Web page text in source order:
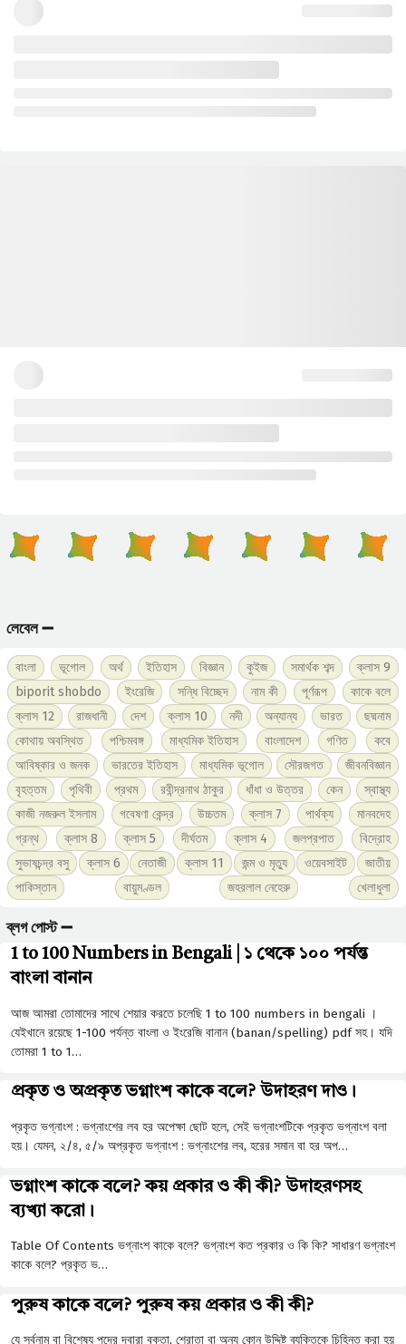
লেবেল ➖
বাংলা ভূগোল অর্থ ইতিহাস বিজ্ঞান কুইজ সমার্থক শব্দ
ক্লাস 9
biporit shobdo
ইংরেজি সন্ধি বিচ্ছেদ নাম কী পূর্ণরূপ
কাকে বলে
ক্লাস 12
রাজধানী দেশ ক্লাস 10 নদী অন্যান্য ভারত
ছদ্মনাম
কোথায় অবস্থিত
পশ্চিমবঙ্গ মাধ্যমিক ইতিহাস বাংলাদেশ গণিত
কবে
আবিষ্কার ও জনক
ভারতের ইতিহাস মাধ্যমিক ভূগোল সৌরজগত
জীবনবিজ্ঞান
বৃহত্তম
পৃথিবী প্রথম রবীন্দ্রনাথ ঠাকুর ধাঁধা ও উত্তর কেন
স্বাস্থ্য
কাজী নজরুল ইসলাম
গবেষণা কেন্দ্র উচ্চতম ক্লাস 7 পার্থক্য
মানবদেহ
গ্রন্থ
ক্লাস 8 ক্লাস 5 দীর্ঘতম ক্লাস 4 জলপ্রপাত
বিদ্রোহ
সুভাষচন্দ্র বসু
ক্লাস 6 নেতাজী ক্লাস 11 জন্ম ও মৃত্যু ওয়েবসাইট
জাতীয়
পাকিস্তান
বায়ুমণ্ডল জহরলাল নেহেরু খেলাধুলা
ব্লগ পোস্ট ➖
1 to 100 Numbers in Bengali | ১ থেকে ১০০ পর্যন্ত
বাংলা বানান
আজ আমরা তোমাদের সাথে শেয়ার করতে চলেছি 1 to 100 numbers in bengali ।
যেইখানে রয়েছে 1-100 পর্যন্ত বাংলা ও ইংরেজি বানান (banan/spelling) pdf সহ। যদি
তোমরা 1 to 1…
প্রকৃত ও অপ্রকৃত ভগ্নাংশ কাকে বলে? উদাহরণ দাও।
প্রকৃত ভগ্নাংশ : ভগ্নাংশের লব হর অপেক্ষা ছােট হলে, সেই ভগ্নাংশটিকে প্রকৃত ভগ্নাংশ বলা
হয়। যেমন, ২/৪, ৫/৯ অপ্রকৃত ভগ্নাংশ : ভগ্নাংশের লব, হরের সমান বা হর অপ…
ভগ্নাংশ কাকে বলে? কয় প্রকার ও কী কী? উদাহরণসহ
ব্যখ্যা করো।
Table Of Contents ভগ্নাংশ কাকে বলে? ভগ্নাংশ কত প্রকার ও কি কি? সাধারণ ভগ্নাংশ
কাকে বলে? প্রকৃত ভ…
পুরুষ কাকে বলে? পুরুষ কয় প্রকার ও কী কী?
যে সর্বনাম বা বিশেষ্য পদের দ্বারা বক্তা, শ্রোতা বা অন্য কোন উদ্দিষ্ট ব্যক্তিকে চিহ্নিত করা হয়